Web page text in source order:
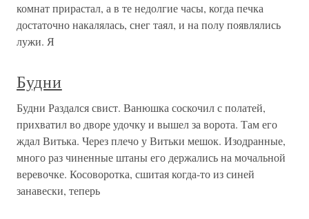
комнат прирастал, а в те недолгие часы, когда печка
достаточно накалялась, снег таял, и на полу появлялись
лужи. Я
Будни
Будни Раздался свист. Ванюшка соскочил с полатей,
прихватил во дворе удочку и вышел за ворота. Там его
ждал Витька. Через плечо у Витьки мешок. Изодранные,
много раз чиненные штаны его держались на мочальной
веревочке. Косоворотка, сшитая когда-то из синей
занавески, теперь